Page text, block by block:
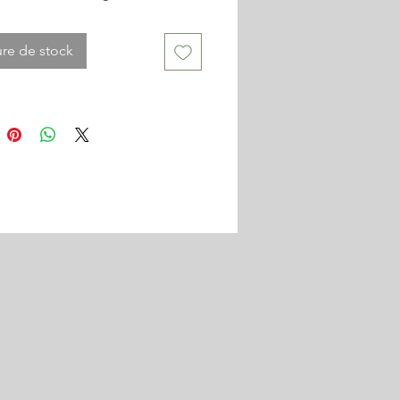
illumine pendant 15 jours les
même l'apparition des
placer en isolé en fond de jardin
permette de se développer
de stock